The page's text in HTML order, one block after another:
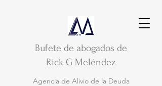
Bufete de abogados de
Rick G Meléndez
Agencia de Alivio de la Deuda